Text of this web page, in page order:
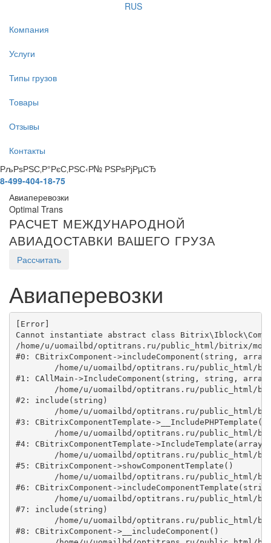
RUS
Компания
Услуги
Типы грузов
Товары
Отзывы
Контакты
РљРѕРЅС‚Р°РєС‚РЅС‹Р№ РЅРѕРјРµСЂ
8-499-404-18-75
Авиаперевозки
Optimal Trans
РАСЧЕТ МЕЖДУНАРОДНОЙ
АВИАДОСТАВКИ ВАШЕГО ГРУЗА
Рассчитать
Авиаперевозки
[Error]
Cannot instantiate abstract class
/home/u/uomailbd/optitrans.ru/public_html/bitrix/
#0: CBitrixComponent->includeComponent(string,
#1: CAllMain->IncludeComponent(string, string,
#2: include(string)
#3: CBitrixComponentTemplate-
#4: CBitrixComponentTemplate->IncludeTemplate(array)
#5: CBitrixComponent->showComponentTemplate()
#6: CBitrixComponent-
#7: include(string)
#8: CBitrixComponent->__includeComponent()